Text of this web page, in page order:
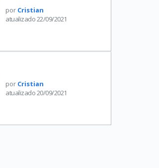
por Cristian
atualizado 22/09/2021
por Cristian
atualizado 20/09/2021